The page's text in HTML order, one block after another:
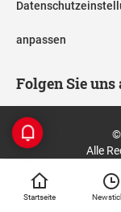
Startseite
anpassen
Folgen Sie uns
©
Alle